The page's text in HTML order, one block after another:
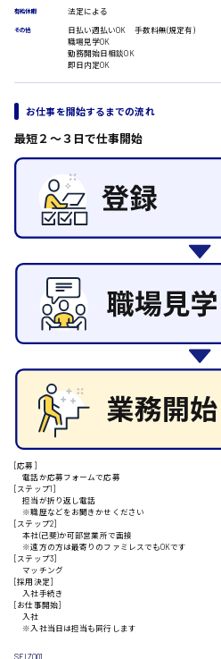
プログラマー
カスタマーエンジニア
販売・サービス・フード系
レジ
接客
調理
洗い場
営業
ラウンダー営業
施設管理・整備
清掃
施工管理
自動車整備士
配送・ドライバー
廿日市市
呉市
東広島市
安芸高田市
山県郡
安芸太田町
安芸郡
山口県
時給制すべて
日給8000円～
日給10000円以上
有給休暇 法定による
その他
日払い週払いOK 手数料無(規定有)
職場見学OK
勤務開始日相談OK
即日内定OK
お仕事を開始するまでの流れ
最短２〜３日で仕事開始
[応募]
電話か応募フォームで応募
[ステップ1]
担当が折り返し電話
※職歴などをお聞きかせください
[ステップ2]
本社(己斐)か可部営業所で面接
※遠方の方は最寄りのファミレスでもOKです
[ステップ3]
マッチング
[採用決定]
入社手続き
[お仕事開始]
入社
※入社当日は担当も同行します
SEIZO01